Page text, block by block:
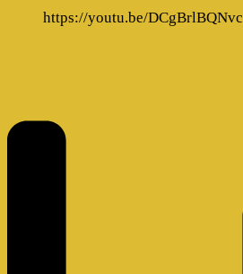
https://youtu.be/DCgBrlBQNvc